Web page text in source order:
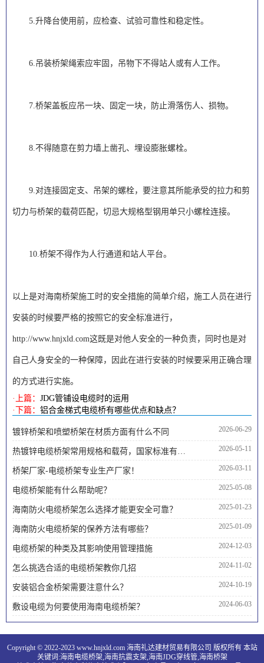
5.升降台使用前，应检查、试验可靠性和稳定性。
6.吊装桥架绳索应牢固，吊物下不得站人或有人工作。
7.桥架盖板应吊一块、固定一块，防止滑落伤人、损物。
8.不得随意在剪力墙上凿孔、埋设膨胀螺栓。
9.对连接固定支、吊架的螺栓，要注意其所能承受的拉力和剪
切力与桥架的载荷匹配，切忌大规格型钢用单只小螺栓连接。
10.桥架不得作为人行通道和站人平台。
以上是对海南桥架施工时的安全措施的简单介绍，施工人员在进行
安装的时候要严格的按照它的安全标准进行，
http://www.hnjxld.com这既是对他人安全的一种负责，同时也是对
自己人身安全的一种保障，因此在进行安装的时候要采用正确合理
的方式进行实施。
·上篇： JDG管铺设电缆时的运用
·下篇： 铝合金梯式电缆桥有哪些优点和缺点？
镀锌桥架和喷塑桥架在材质方面有什么不同 2026-06-29
热镀锌电缆桥架常用规格和载荷，国家标准有哪些内容 2026-05-11
桥架厂家-电缆桥架专业生产厂家！ 2026-03-11
电缆桥架能有什么帮助呢？ 2025-05-08
海南防火电缆桥架怎么选择才能更安全可靠？ 2025-01-23
海南防火电缆桥架的保养方法有哪些？ 2025-01-09
电缆桥架的种类及其影响使用管理措施 2024-12-03
怎么挑选合适的电缆桥架教你几招 2024-11-02
安装铝合金桥架需要注意什么？ 2024-10-19
敷设电缆为何要使用海南电缆桥架？ 2024-06-03
Copyright © 2022-2023 www.hnjxld.com 海南礼达建材贸易有限公司 版权所有 本站
关键词:海南电缆桥架,海南抗震支架,海南JDG穿线管,海南桥架